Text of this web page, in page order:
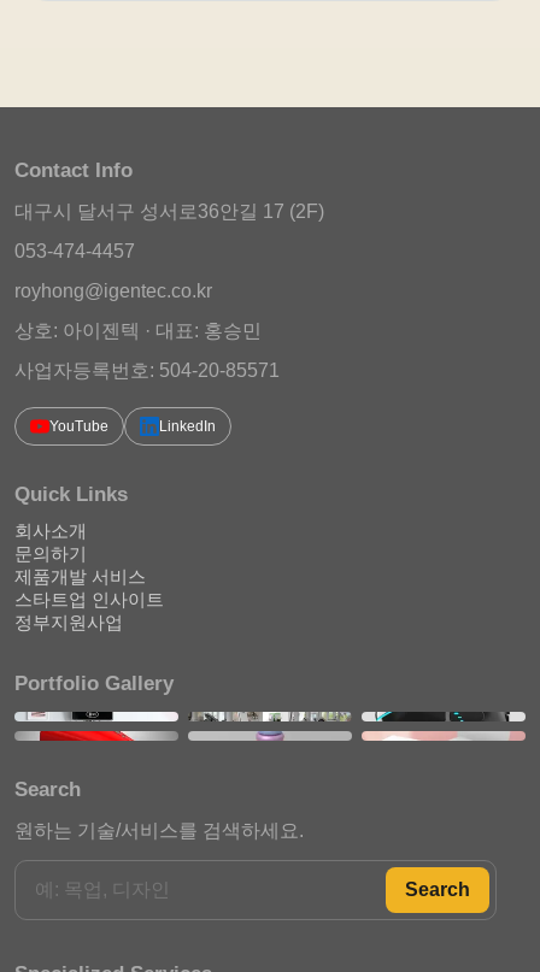
Contact Info
대구시 달서구 성서로36안길 17 (2F)
053-474-4457
royhong@igentec.co.kr
상호: 아이젠텍 · 대표: 홍승민
사업자등록번호: 504-20-85571
YouTube LinkedIn
Quick Links
회사소개
문의하기
제품개발 서비스
스타트업 인사이트
정부지원사업
Portfolio Gallery
Search
원하는 기술/서비스를 검색하세요.
Search